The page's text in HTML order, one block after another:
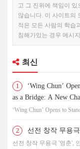
고 그 진위에 책임이
않습니다. 이 사이트의
적은 모든 사람의 학습
침해가있는 경우 메시
최신
1
‘Wing Chun’
as a Bridge: A New
‘Wing Chun’ Opens to
2 선전 창작 무용
선전 창작 무용극 '영춘',